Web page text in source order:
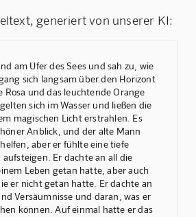
generiert von unserer KI:
am Ufer des Sees und sah zu, wie
sich langsam über den Horizont
Rosa und das leuchtende Orange
sich im Wasser und ließen die
magischen Licht erstrahlen. Es
Anblick, und der alte Mann
aber er fühlte eine tiefe
Er dachte an all die
Leben getan hatte, aber auch
er nicht getan hatte. Er dachte an
Versäumnisse und daran, was er
können. Auf einmal hatte er das